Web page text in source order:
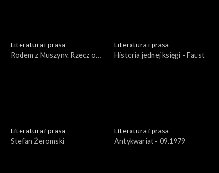
Literatura i prasa
Rodem z Muszyny. Rzecz o
Literatura i prasa
Historia jednej księgi - Faust
Literatura i prasa
Stefan Żeromski
Literatura i prasa
Antykwariat - 09.1979